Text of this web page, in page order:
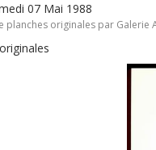
07 Mai 1988
planches originales par Galerie